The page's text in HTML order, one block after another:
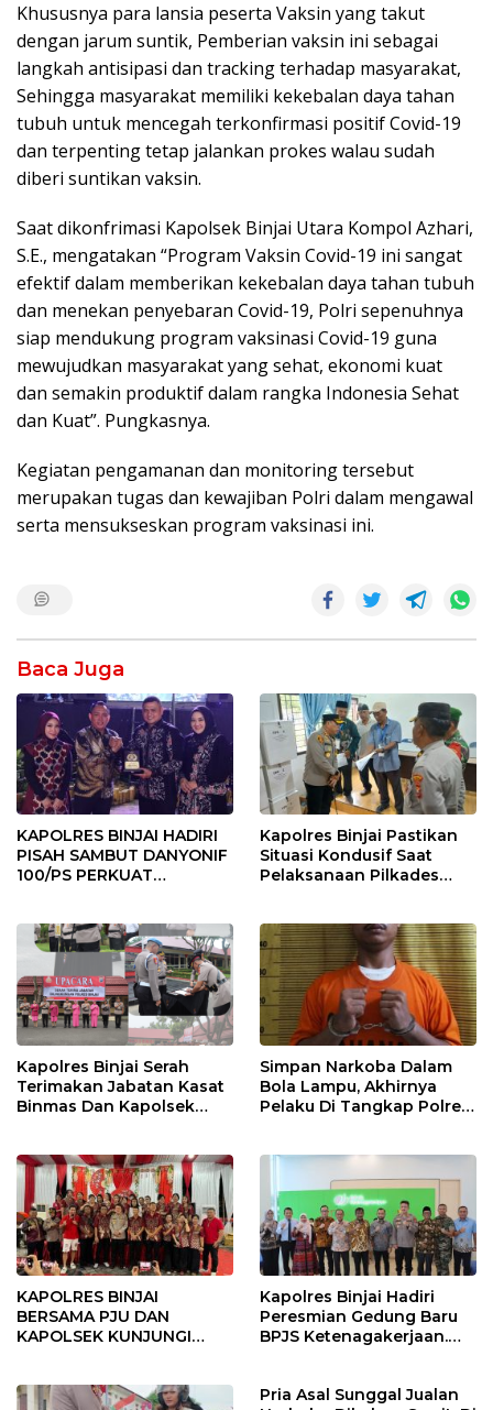
Khususnya para lansia peserta Vaksin yang takut
dengan jarum suntik, Pemberian vaksin ini sebagai
langkah antisipasi dan tracking terhadap masyarakat,
Sehingga masyarakat memiliki kekebalan daya tahan
tubuh untuk mencegah terkonfirmasi positif Covid-19
dan terpenting tetap jalankan prokes walau sudah
diberi suntikan vaksin.
Saat dikonfrimasi Kapolsek Binjai Utara Kompol Azhari,
S.E., mengatakan “Program Vaksin Covid-19 ini sangat
efektif dalam memberikan kekebalan daya tahan tubuh
dan menekan penyebaran Covid-19, Polri sepenuhnya
siap mendukung program vaksinasi Covid-19 guna
mewujudkan masyarakat yang sehat, ekonomi kuat
dan semakin produktif dalam rangka Indonesia Sehat
dan Kuat”. Pungkasnya.
Kegiatan pengamanan dan monitoring tersebut
merupakan tugas dan kewajiban Polri dalam mengawal
serta mensukseskan program vaksinasi ini.
Baca Juga
KAPOLRES BINJAI HADIRI
PISAH SAMBUT DANYONIF
100/PS PERKUAT
Kapolres Binjai Pastikan
Situasi Kondusif Saat
Pelaksanaan Pilkades
Kapolres Binjai Serah
Terimakan Jabatan Kasat
Binmas Dan Kapolsek
Simpan Narkoba Dalam
Bola Lampu, Akhirnya
Pelaku Di Tangkap Polres
KAPOLRES BINJAI
BERSAMA PJU DAN
KAPOLSEK KUNJUNGI
Kapolres Binjai Hadiri
Peresmian Gedung Baru
BPJS Ketenagakerjaan.
Pria Asal Sunggal Jualan